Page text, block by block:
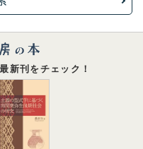
新刊をチェック！